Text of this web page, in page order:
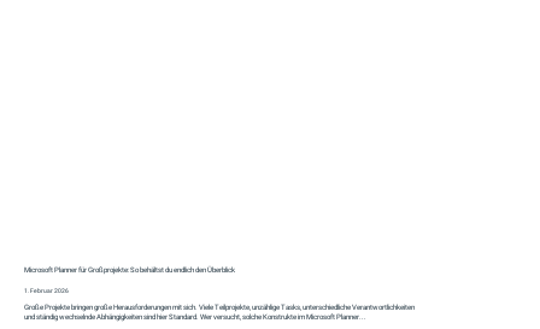
Microsoft Planner für Großprojekte: So behältst du endlich den Überblick
1. Februar 2026
Große Projekte bringen große Herausforderungen mit sich. Viele Teilprojekte, unzählige Tasks, unterschiedliche Verantwortlichkeiten
und ständig wechselnde Abhängigkeiten sind hier Standard. Wer versucht, solche Konstrukte im Microsoft Planner...